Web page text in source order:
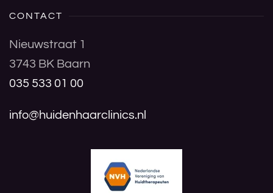
CONTACT
Nieuwstraat 1
3743 BK Baarn
035 533 01 00
info@huidenhaarclinics.nl